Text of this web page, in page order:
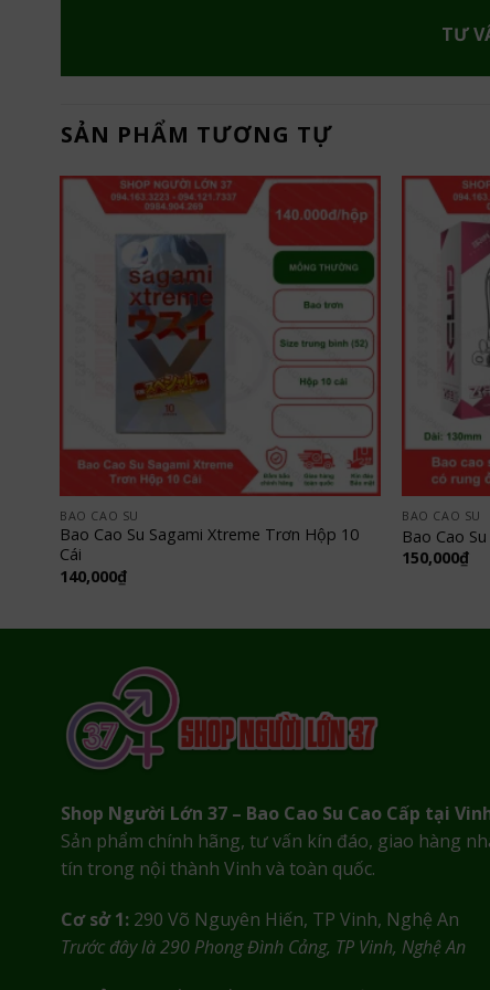
TƯ
SẢN PHẨM TƯƠNG TỰ
BAO CAO SU
Bao Cao Su Sagami Xtreme Trơn Hộp 10
Cái
140,000₫
BAO CAO SU
Bao Cao
150,000₫
Shop Người Lớn 37 – Bao Cao Su Cao Cấp tại
Sản phẩm chính hãng, tư vấn kín đáo, giao hàng
tín trong nội thành Vinh và toàn quốc.
Cơ sở 1:290 Võ Nguyên Hiến, TP Vinh, Nghệ An
Trước đây là 290 Phong Đình Cảng, TP Vinh, Nghệ An